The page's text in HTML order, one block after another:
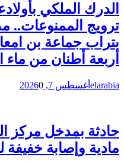
الدرك الملكي
ترويج الممنوعات..
بتراب جماعة بن
أربعة أطنان من ماء
elarabia أغسطس 7, 2026 0
حادثة بمدخل مركز
مادية وإصابة خفيفة